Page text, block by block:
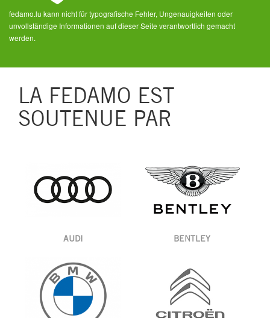
fedamo.lu kann nicht für typografische Fehler, Ungenauigkeiten oder
unvollständige Informationen auf dieser Seite verantwortlich gemacht
werden.
LA FEDAMO EST
SOUTENUE PAR
AUDI BENTLEY